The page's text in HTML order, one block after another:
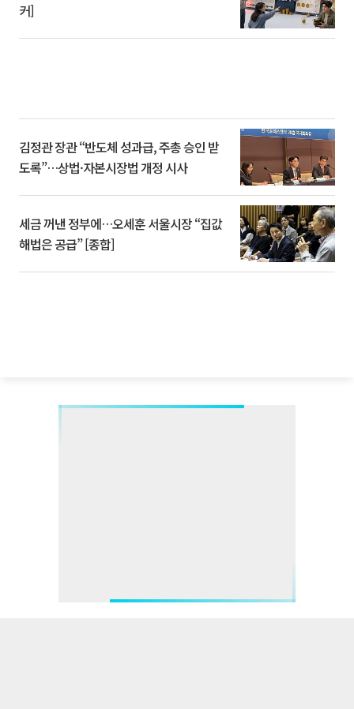
커]
김정관 장관 “반도체 성과급, 주총 승인 받
도록”…상법·자본시장법 개정 시사
세금 꺼낸 정부에…오세훈 서울시장 “집값
해법은 공급” [종합]